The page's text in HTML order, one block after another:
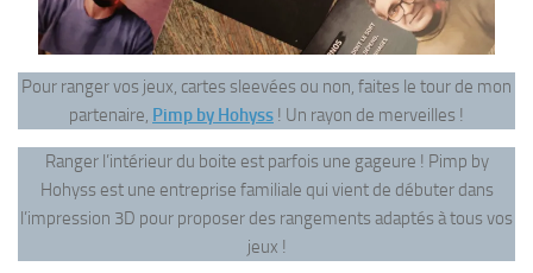
Pour ranger vos jeux, cartes sleevées ou non, faites le tour de mon
partenaire, Pimp by Hohyss ! Un rayon de merveilles !
Ranger l’intérieur du boite est parfois une gageure ! Pimp by
Hohyss est une entreprise familiale qui vient de débuter dans
l’impression 3D pour proposer des rangements adaptés à tous vos
jeux !